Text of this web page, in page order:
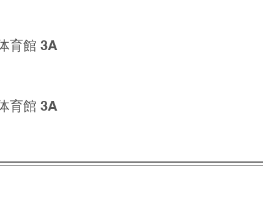
育館 3A
育館 3A